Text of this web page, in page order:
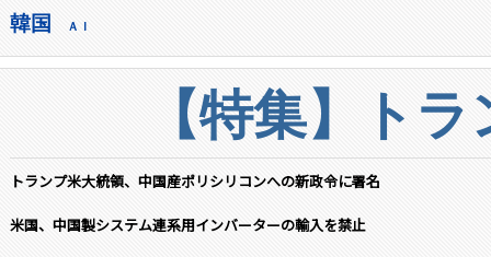
韓国 ＡＩ
【特集】ト
トランプ米大統領、中国産ポリシリコンへの新政令に署名
米国、中国製システム連系用インバーターの輸入を禁止